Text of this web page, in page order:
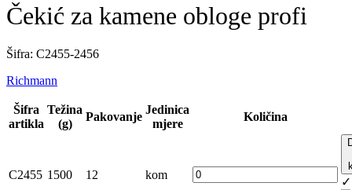
Čekić za kamene obloge profi
Šifra: C2455-2456
Richmann
Šifra
artikla
Težina
(g)
Pakovanje
Jedinica
mjere
Količina
C2455 1500 12 kom
✓